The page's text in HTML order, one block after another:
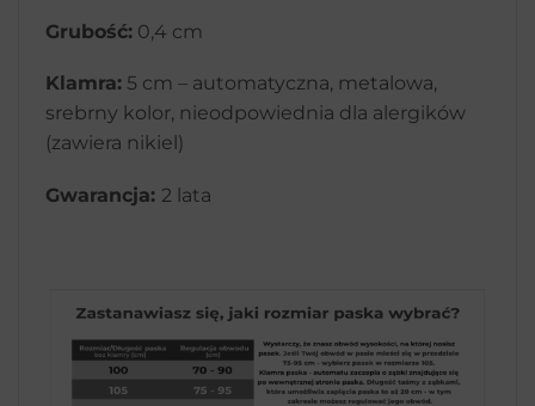
Grubość: 0,4 cm
Klamra: 5 cm – automatyczna, metalowa,
srebrny kolor, nieodpowiednia dla alergików
(zawiera nikiel)
Gwarancja: 2 lata